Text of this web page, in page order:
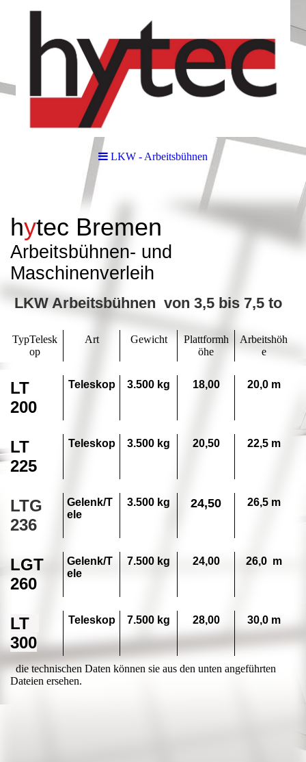
LKW - Arbeitsbühnen
hytec Bremen
Arbeitsbühnen- und
Maschinenverleih
LKW Arbeitsbühnen von 3,5 bis 7,5 to
TypTelesk
op
Art Gewicht
Plattformh
öhe
Arbeitshöh
e
LT
200
Teleskop 3.500 kg 18,00 20,0 m
LT
225
Teleskop 3.500 kg 20,50 22,5 m
LTG
236
Gelenk/T
ele
3.500 kg 24,50 26,5 m
LGT
260
Gelenk/T
ele
7.500 kg 24,00 26,0 m
LT
300
Teleskop 7.500 kg 28,00 30,0 m
die technischen Daten können sie aus den unten angeführten
Dateien ersehen.